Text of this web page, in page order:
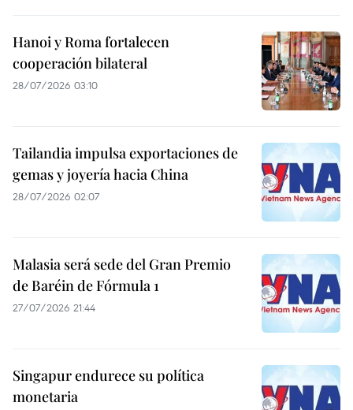
Hanoi y Roma fortalecen
cooperación bilateral
28/07/2026 03:10
Tailandia impulsa exportaciones de
gemas y joyería hacia China
28/07/2026 02:07
Malasia será sede del Gran Premio
de Baréin de Fórmula 1
27/07/2026 21:44
Singapur endurece su política
monetaria